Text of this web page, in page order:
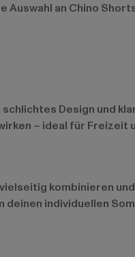
an Chino
Design und
– ideal für Freizeit
kombinieren
individuellen